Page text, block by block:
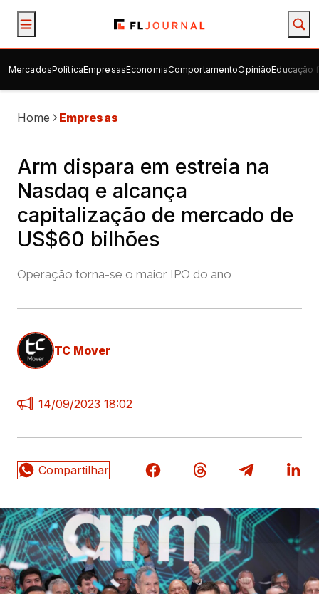
MercadosPolíticaEmpresasEconomiaComportamentoOpiniãoEducação
Home Empresas
Arm dispara em estreia na
Nasdaq e alcança
capitalização de mercado de
US$60 bilhões
Operação torna-se o maior IPO do ano
TC Mover
14/09/2023 18:02